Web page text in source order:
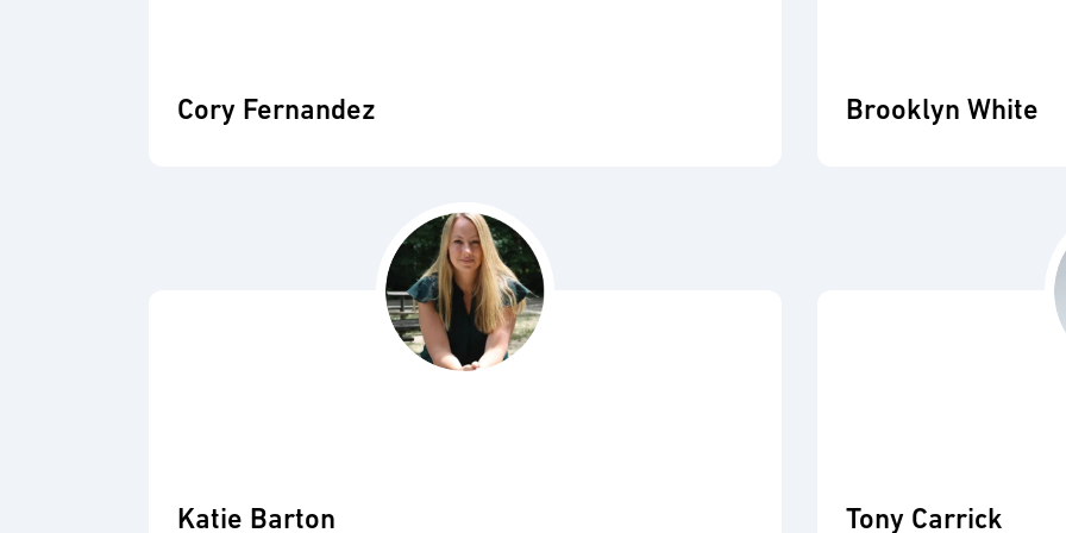
Cory Fernandez
Katie Barton
Brooklyn White
Tony Carrick